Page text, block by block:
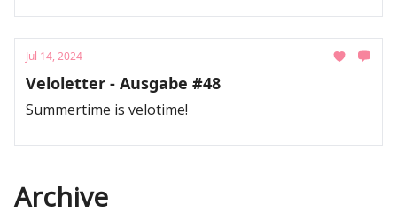
Jul 14, 2024
Veloletter - Ausgabe #48
Summertime is velotime!
Archive